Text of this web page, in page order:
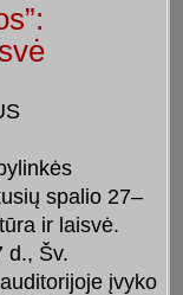
spalio 27–
ir laisvė.
d., Šv.
įvyko